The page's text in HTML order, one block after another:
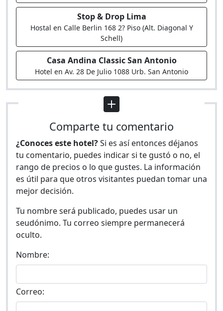
Stop & Drop Lima
Hostal en Calle Berlin 168 2? Piso (Alt. Diagonal Y
Schell)
Casa Andina Classic San Antonio
Hotel en Av. 28 De Julio 1088 Urb. San Antonio
Comparte tu comentario
¿Conoces este hotel?Si es así entonces déjanos
tu comentario, puedes indicar si te gustó o no, el
rango de precios o lo que gustes. La información
es útil para que otros visitantes puedan tomar una
mejor decisión.
Tu nombre será publicado, puedes usar un
seudónimo. Tu correo siempre permanecerá
oculto.
Nombre:
Correo: